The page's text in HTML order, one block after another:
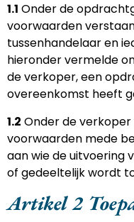
1.1 Onder de
voorwaarden
tussenhandelaar en
hieronder vermelde
de verkoper, een
overeenkomst heeft
1.2 Onder de
voorwaarden mede
aan wie de uitvoering
of gedeeltelijk wordt
Artikel 2